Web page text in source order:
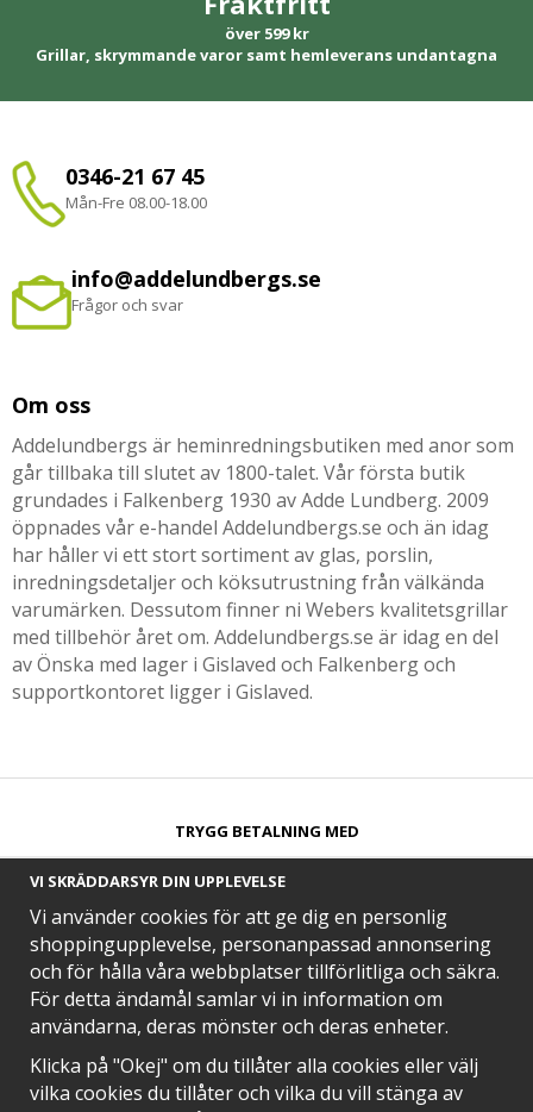
över 599 kr
Grillar, skrymmande varor samt hemleverans undantagna
0346-21 67 45
Mån-Fre 08.00-18.00
info@addelundbergs.se
Frågor och svar
Om oss
Addelundbergs är heminredningsbutiken med anor som
går tillbaka till slutet av 1800-talet. Vår första butik
grundades i Falkenberg 1930 av Adde Lundberg. 2009
öppnades vår e-handel Addelundbergs.se och än idag
har håller vi ett stort sortiment av glas, porslin,
inredningsdetaljer och köksutrustning från välkända
varumärken. Dessutom finner ni Webers kvalitetsgrillar
med tillbehör året om. Addelundbergs.se är idag en del
av Önska med lager i Gislaved och Falkenberg och
supportkontoret ligger i Gislaved.
TRYGG BETALNING MED​
SNABB LEVERANS MED
VI SKRÄDDARSYR DIN UPPLEVELSE
Vi använder cookies för att ge dig en personlig
shoppingupplevelse, personanpassad annonsering
och för hålla våra webbplatser tillförlitliga och säkra.
För detta ändamål samlar vi in information om
användarna, deras mönster och deras enheter.
Klicka på "Okej" om du tillåter alla cookies eller välj
vilka cookies du tillåter och vilka du vill stänga av